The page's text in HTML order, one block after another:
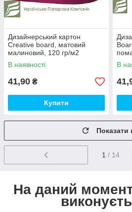
Дизайнерський картон
Creative board, матовий
малиновий, 120 гр/м2
В наявності
41,90 ₴
Купити
В
Показати
1 / 14
На даний момент